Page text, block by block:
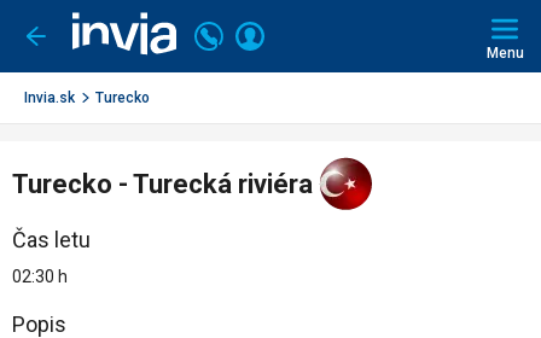
Ísť
späť
Volajte
+421
2
Prihlásiť
Menu
Invia.sk Turecko
Turecko - Turecká riviéra
Čas letu
02:30 h
Popis